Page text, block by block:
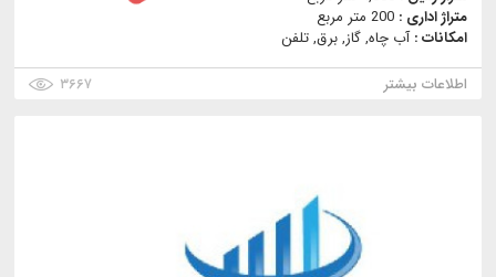
متراژ اداری : 200 متر مربع
امکانات :آب چاه, گاز, برق, تلفن
اطلاعات بیشتر
۳۶۶۷